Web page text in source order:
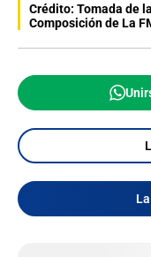
Crédito: Tomada de
Composición de La